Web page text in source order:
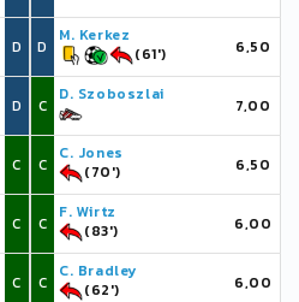
D
D
C
C
C
D
M. Kerkez
(61')
6,50
C
D. Szoboszlai
7,00
C
C. Jones
(70')
6,50
C
F. Wirtz
(83')
6,00
C
C. Bradley
(62')
6,00